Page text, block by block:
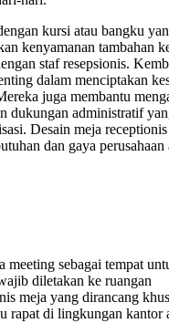
kursi atau bangku
kenyamanan tambahan
staf resepsionis.
dalam menciptakan
juga membantu
dukungan administratif
Desain meja
dan gaya perusahaan
meeting sebagai tempat
diletakan ke ruangan
meja yang dirancang
rapat di lingkungan kantor